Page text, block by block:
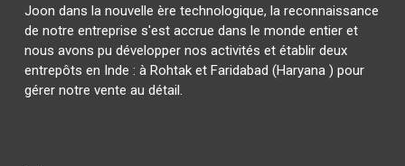
Joon dans la nouvelle ère technologique, la reconnaissance
de notre entreprise s'est accrue dans le monde entier et
nous avons pu développer nos activités et établir deux
entrepôts en Inde : à Rohtak et Faridabad (Haryana ) pour
gérer notre vente au détail.